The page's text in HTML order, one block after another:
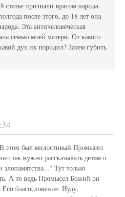
статье признали врагом народа.
после этого, до 18 лет она
Эта античеловеческая
семью моей матери. От какого
дух их породил? Зачем губить
этом был милостивый Промысел
так нужно рассказывать детям о
Тут только
А то ведь Промысел Божий он
благословение. Иуду,